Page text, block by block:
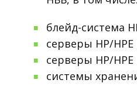
■ блейд-система
■ серверы HP/
■ серверы HP/
■
системы